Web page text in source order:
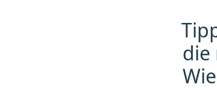
die